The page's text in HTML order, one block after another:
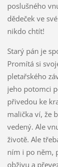
poslušného
dědeček ve
nikdo chtít!
Starý pán je
Promítá si
pletařského
jeho potomci
přivedou ke
malička ví, že
vedený. Ale
životě. Ale
ním i po něm,
obživu a